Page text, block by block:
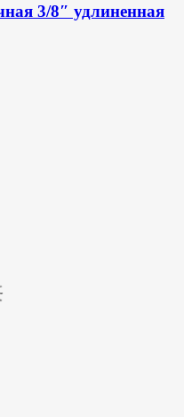
3/8″ удлиненная